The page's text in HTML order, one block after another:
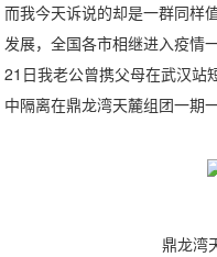
而我今天诉说的却是一群同样
发展，全国各市相继进入疫情
21日我老公曾携父母在武汉站
中隔离在鼎龙湾天麓组团一期一
鼎龙湾